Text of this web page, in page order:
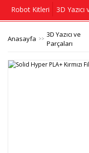
Robot Kitleri 3D Yazıcı
Anasayfa
3D Yazıcı ve
Parçaları